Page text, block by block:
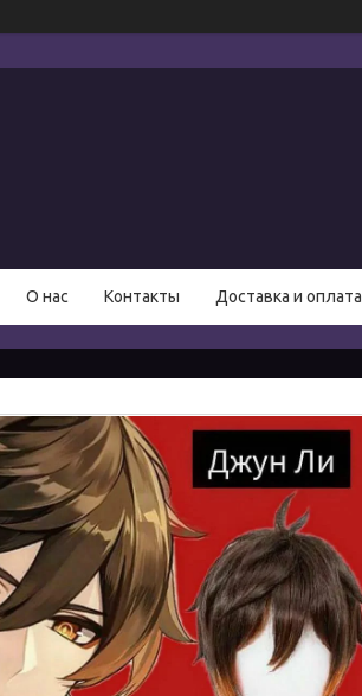
О нас Контакты Доставка и оплата